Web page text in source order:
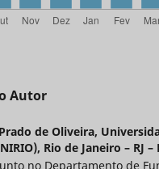
Autor
de Oliveira,
Rio de Janeiro – RJ –
no Departamento de